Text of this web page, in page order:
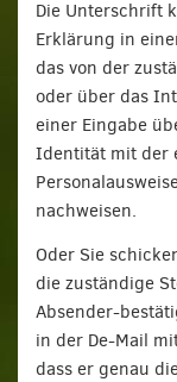
Die Unterschrift
Erklärung in
das von der
oder über das
einer Eingabe
Identität mit der
nachweisen.
Oder Sie
die zuständige
Absender-
in der De-Mail
dass er genau